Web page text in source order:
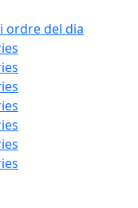
ordre del dia